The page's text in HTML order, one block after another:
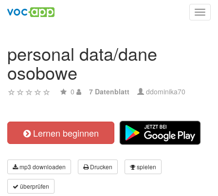
personal data/dane
osobowe
0 7 Datenblatt ddominika70
Lernen beginnen
mp3 downloaden Drucken spielen
überprüfen